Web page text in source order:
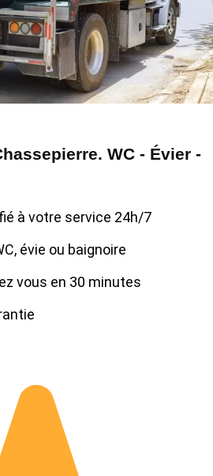
WC - Évier -
à votre service 24h/7
évie ou baignoire
vous en 30 minutes